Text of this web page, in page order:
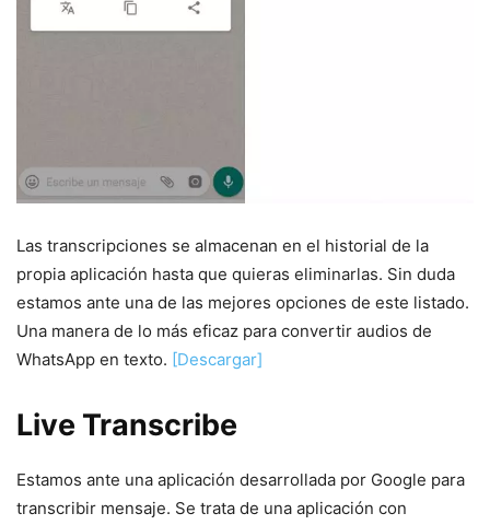
Las transcripciones se almacenan en el historial de la
propia aplicación hasta que quieras eliminarlas. Sin duda
estamos ante una de las mejores opciones de este listado.
Una manera de lo más eficaz para convertir audios de
WhatsApp en texto. [Descargar]
Live Transcribe
Estamos ante una aplicación desarrollada por Google para
transcribir mensaje. Se trata de una aplicación con